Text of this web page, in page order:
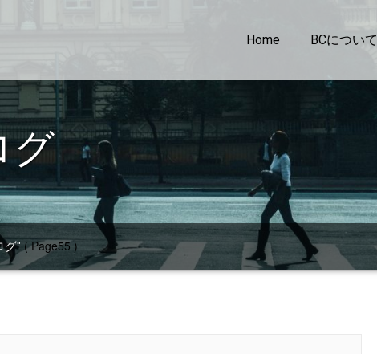
Home BCについて
グ
グ" ( Page55 )